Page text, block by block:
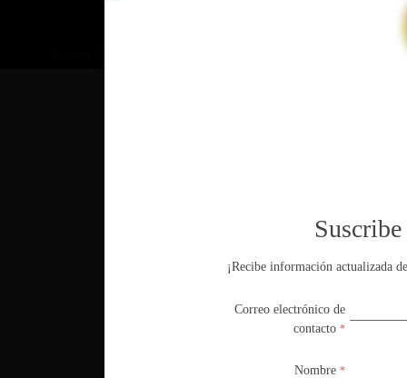
© 2026 Todos los derechos reservados. Queda prohibida la
¡Recibe información actualizada
Correo electrónico de
contacto *
Nombre *
¡Recibe información actualizada
Correo electrónico de
contacto *
Nombre *